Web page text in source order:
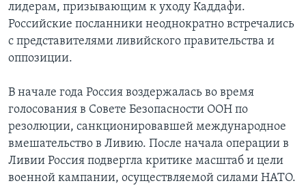
лидерам, призывающим к уходу Каддафи.
Российские посланники неоднократно встречались
с представителями ливийского правительства и
оппозиции.
В начале года Россия воздержалась во время
голосования в Совете Безопасности ООН по
резолюции, санкционировавшей международное
вмешательство в Ливию. После начала операции в
Ливии Россия подвергла критике масштаб и цели
военной кампании, осуществляемой силами НАТО.